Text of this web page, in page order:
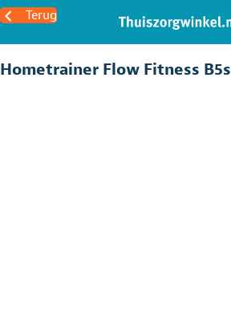
Terug
Hometrainer Flow Fitness B5s